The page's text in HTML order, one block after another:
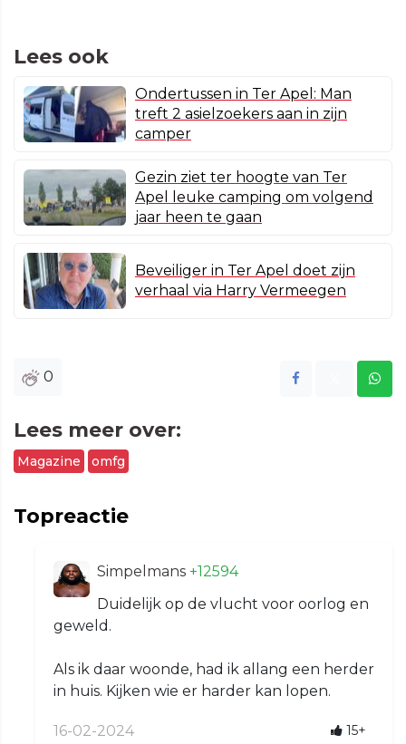
Lees ook
Ondertussen in Ter Apel: Man
treft 2 asielzoekers aan in zijn
camper
Gezin ziet ter hoogte van Ter
Apel leuke camping om volgend
jaar heen te gaan
Beveiliger in Ter Apel doet zijn
verhaal via Harry Vermeegen
0
Lees meer over:
Magazine omfg
Topreactie
Simpelmans +12594
Duidelijk op de vlucht voor oorlog en
geweld.
Als ik daar woonde, had ik allang een herder
in huis. Kijken wie er harder kan lopen.
16-02-2024 15+